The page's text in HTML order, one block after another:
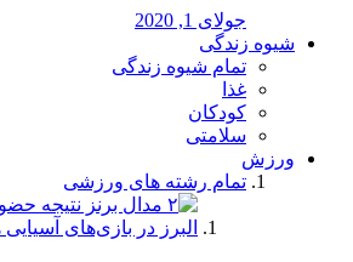
جولای 1, 2020
شیوه زندگی
تمام شیوه زندگی
غذا
کودکان
سلامتی
ورزش
تمام رشته های ورزشی